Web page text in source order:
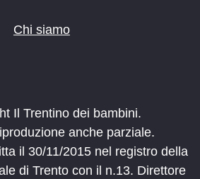
Chi siamo
Il Trentino dei bambini.
anche parziale.
il 30/11/2015 nel registro della
di Trento con il n.13. Direttore